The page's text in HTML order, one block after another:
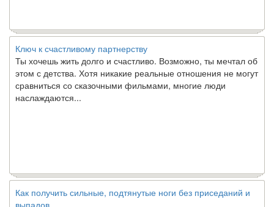
Ключ к счастливому партнерству
Ты хочешь жить долго и счастливо. Возможно, ты мечтал об
этом с детства. Хотя никакие реальные отношения не могут
сравниться со сказочными фильмами, многие люди
наслаждаются...
Как получить сильные, подтянутые ноги без приседаний и
выпадов